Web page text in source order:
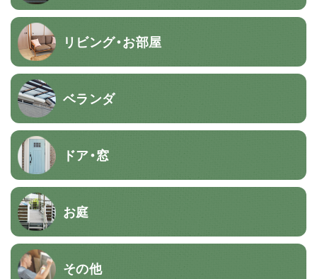
リビング・お部屋
ベランダ
ドア・窓
お庭
その他